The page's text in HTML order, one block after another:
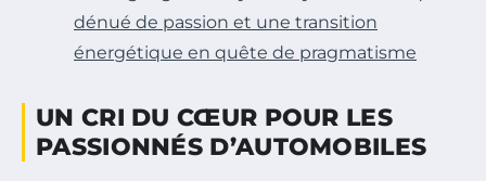
dénué de passion et une transition
énergétique en quête de pragmatisme
UN CRI DU CŒUR POUR LES
PASSIONNÉS D’AUTOMOBILES